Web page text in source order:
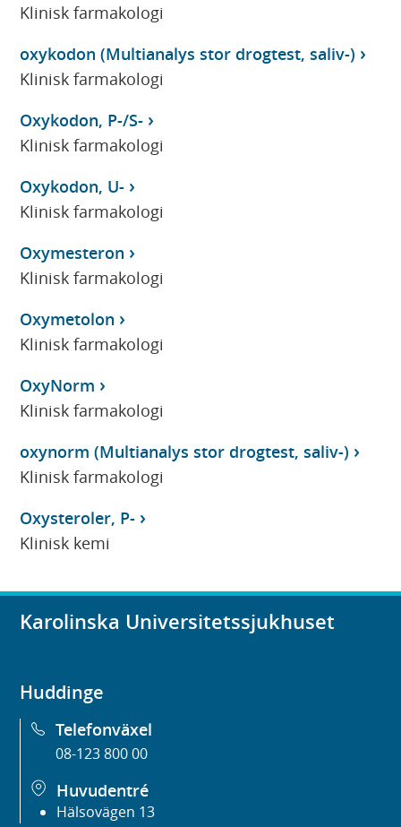
Klinisk farmakologi
oxykodon (Multianalys stor drogtest, saliv-)
Klinisk farmakologi
Oxykodon, P-/S-
Klinisk farmakologi
Oxykodon, U-
Klinisk farmakologi
Oxymesteron
Klinisk farmakologi
Oxymetolon
Klinisk farmakologi
OxyNorm
Klinisk farmakologi
oxynorm (Multianalys stor drogtest, saliv-)
Klinisk farmakologi
Oxysteroler, P-
Klinisk kemi
Karolinska Universitetssjukhuset
Huddinge
Telefonväxel
08-123 800 00
Huvudentré
Hälsovägen 13